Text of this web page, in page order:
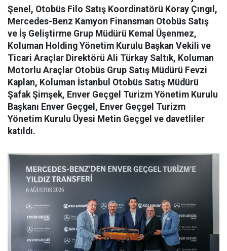
Şenel, Otobüs Filo Satış Koordinatörü Koray Çıngıl,
Mercedes-Benz Kamyon Finansman Otobüs Satış
ve İş Geliştirme Grup Müdürü Kemal Üşenmez,
Koluman Holding Yönetim Kurulu Başkan Vekili ve
Ticari Araçlar Direktörü Ali Türkay Saltık, Koluman
Motorlu Araçlar Otobüs Grup Satış Müdürü Fevzi
Kaplan, Koluman İstanbul Otobüs Satış Müdürü
Şafak Şimşek, Enver Geçgel Turizm Yönetim Kurulu
Başkanı Enver Geçgel, Enver Geçgel Turizm
Yönetim Kurulu Üyesi Metin Geçgel ve davetliler
katıldı.